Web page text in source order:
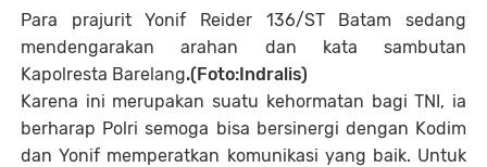
Para prajurit Yonif Reider 136/ST Batam sedang
mendengarakan arahan dan kata sambutan
Kapolresta Barelang.(Foto:Indralis)
Karena ini merupakan suatu kehormatan bagi TNI, ia
berharap Polri semoga bisa bersinergi dengan Kodim
dan Yonif memperatkan komunikasi yang baik. Untuk